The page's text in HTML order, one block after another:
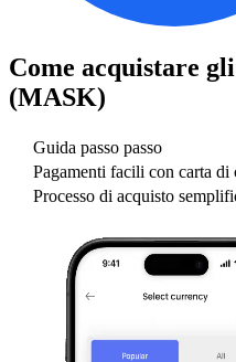
Come acquistare gli
(MASK)
Guida passo passo
Pagamenti facili con carta di
Processo di acquisto